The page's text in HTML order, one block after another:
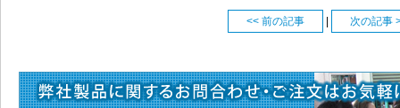
<< 前の記事 次の記事